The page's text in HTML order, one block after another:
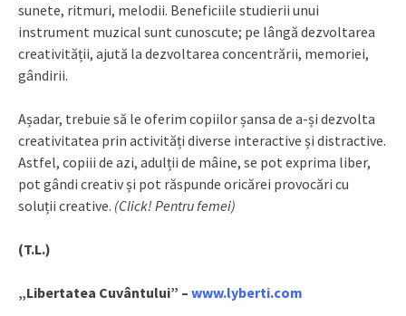
sunete, ritmuri, melodii. Beneficiile studierii unui
instrument muzical sunt cunoscute; pe lângă dezvoltarea
creativității, ajută la dezvoltarea concentrării, memoriei,
gândirii.
Așadar, trebuie să le oferim copiilor șansa de a-și dezvolta
creativitatea prin activități diverse interactive și distractive.
Astfel, copiii de azi, adulții de mâine, se pot exprima liber,
pot gândi creativ și pot răspunde oricărei provocări cu
soluții creative. (Click! Pentru femei)
(T.L.)
„Libertatea Cuvântului” – www.lyberti.com